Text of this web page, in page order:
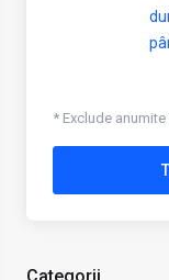
* Exclude